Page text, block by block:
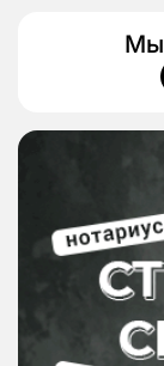
Мы